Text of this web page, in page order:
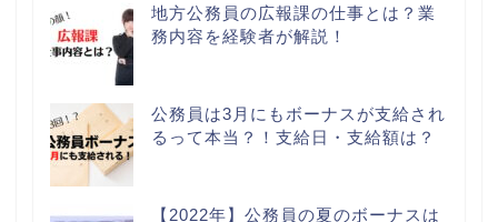
地方公務員の広報課の仕事とは？業
務内容を経験者が解説！
公務員は3月にもボーナスが支給され
るって本当？！支給日・支給額は？
【2022年】公務員の夏のボーナスは